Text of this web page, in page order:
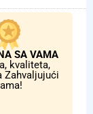
SA VAMA
kvaliteta,
Zahvaljujući